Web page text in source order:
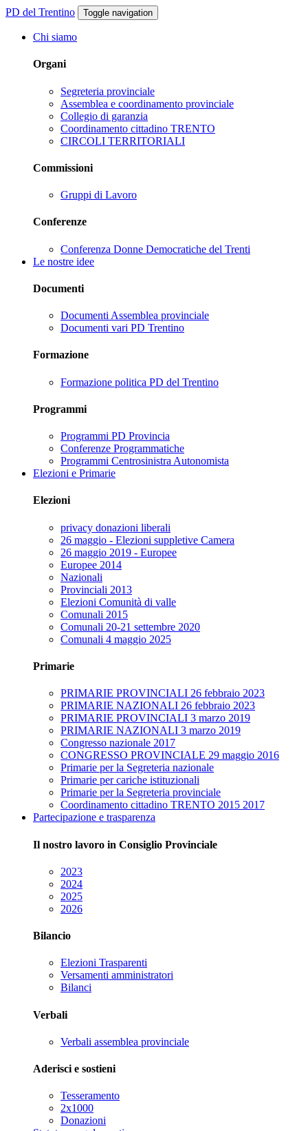
PD del Trentino Toggle navigation
Chi siamo
Organi
Segreteria provinciale
Assemblea e coordinamento provinciale
Collegio di garanzia
Coordinamento cittadino TRENTO
CIRCOLI TERRITORIALI
Commissioni
Gruppi di Lavoro
Conferenze
Conferenza Donne Democratiche del Trenti
Le nostre idee
Documenti
Documenti Assemblea provinciale
Documenti vari PD Trentino
Formazione
Formazione politica PD del Trentino
Programmi
Programmi PD Provincia
Conferenze Programmatiche
Programmi Centrosinistra Autonomista
Elezioni e Primarie
Elezioni
privacy donazioni liberali
26 maggio - Elezioni suppletive Camera
26 maggio 2019 - Europee
Europee 2014
Nazionali
Provinciali 2013
Elezioni Comunità di valle
Comunali 2015
Comunali 20-21 settembre 2020
Comunali 4 maggio 2025
Primarie
PRIMARIE PROVINCIALI 26 febbraio 2023
PRIMARIE NAZIONALI 26 febbraio 2023
PRIMARIE PROVINCIALI 3 marzo 2019
PRIMARIE NAZIONALI 3 marzo 2019
Congresso nazionale 2017
CONGRESSO PROVINCIALE 29 maggio 2016
Primarie per la Segreteria nazionale
Primarie per cariche istituzionali
Primarie per la Segreteria provinciale
Coordinamento cittadino TRENTO 2015 2017
Partecipazione e trasparenza
Il nostro lavoro in Consiglio Provinciale
2023
2024
2025
2026
Bilancio
Elezioni Trasparenti
Versamenti amministratori
Bilanci
Verbali
Verbali assemblea provinciale
Aderisci e sostieni
Tesseramento
2x1000
Donazioni